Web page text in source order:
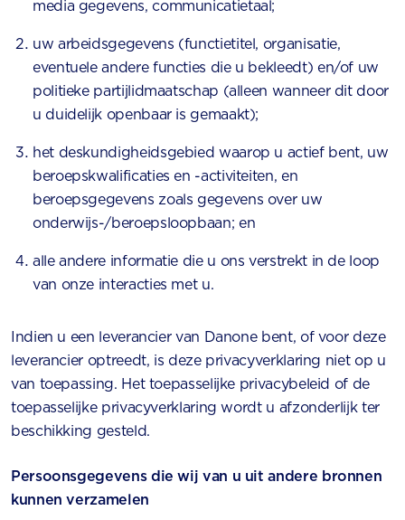
media gegevens, communicatietaal;
uw arbeidsgegevens (functietitel, organisatie,
eventuele andere functies die u bekleedt) en/of uw
politieke partijlidmaatschap (alleen wanneer dit door
u duidelijk openbaar is gemaakt);
het deskundigheidsgebied waarop u actief bent, uw
beroepskwalificaties en -activiteiten, en
beroepsgegevens zoals gegevens over uw
onderwijs-/beroepsloopbaan; en
alle andere informatie die u ons verstrekt in de loop
van onze interacties met u.
Indien u een leverancier van Danone bent, of voor deze
leverancier optreedt, is deze privacyverklaring niet op u
van toepassing. Het toepasselijke privacybeleid of de
toepasselijke privacyverklaring wordt u afzonderlijk ter
beschikking gesteld.
Persoonsgegevens die wij van u uit andere bronnen
kunnen verzamelen